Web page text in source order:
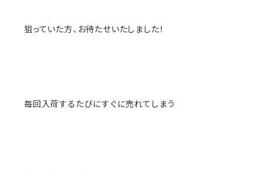
狙っていた方、お待たせいたしました！
毎回入荷するたびにすぐに売れてしまう